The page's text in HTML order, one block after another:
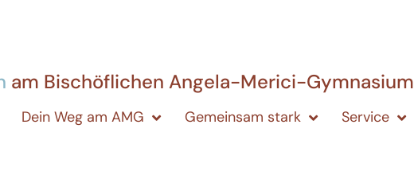
am Bischöflichen Angela-Merici-Gymnasium
Dein Weg am AMG Gemeinsam stark Service